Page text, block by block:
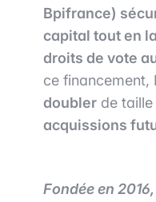
Bpifrance)
capital tout en
droits de vote
ce financement,
doubler de
acquissions
Fondée en